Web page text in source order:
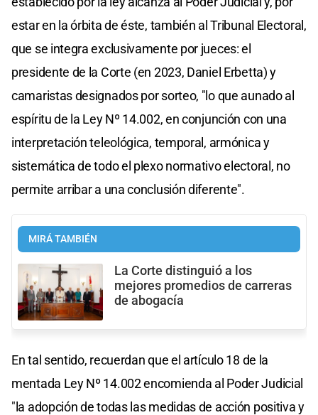
estar en la órbita de éste, también al Tribunal Electoral,
que se integra exclusivamente por jueces: el
presidente de la Corte (en 2023, Daniel Erbetta) y
camaristas designados por sorteo, "lo que aunado al
espíritu de la Ley Nº 14.002, en conjunción con una
interpretación teleológica, temporal, armónica y
sistemática de todo el plexo normativo electoral, no
permite arribar a una conclusión diferente".
MIRÁ TAMBIÉN
La Corte distinguió a los
mejores promedios de carreras
de abogacía
En tal sentido, recuerdan que el artículo 18 de la
mentada Ley Nº 14.002 encomienda al Poder Judicial
"la adopción de todas las medidas de acción positiva y